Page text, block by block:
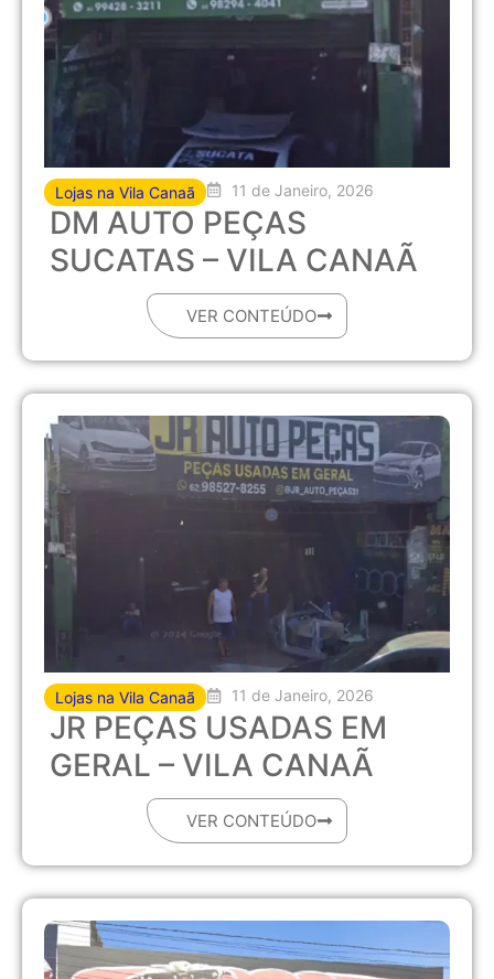
Lojas na Vila Canaã 11 de Janeiro, 2026
DM AUTO PEÇAS
SUCATAS – VILA CANAÃ
VER CONTEÚDO
Lojas na Vila Canaã 11 de Janeiro, 2026
JR PEÇAS USADAS EM
GERAL – VILA CANAÃ
VER CONTEÚDO